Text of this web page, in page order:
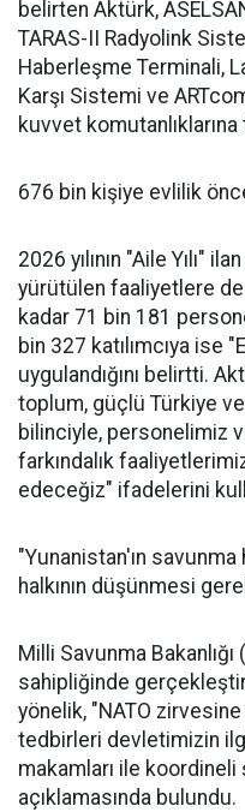
belirten Aktürk,
TARAS-II Radyolink
Haberleşme Terminali,
Karşı Sistemi ve
kuvvet
676 bin kişiye evlilik
2026 yılının "Aile Yılı"
yürütülen faaliyetlere
kadar 71 bin 181
bin 327 katılımcıya ise
uygulandığını belirtti.
toplum, güçlü Türkiye
bilinciyle, personelimiz
farkındalık
edeceğiz" ifadelerini
"Yunanistan'ın savunma
halkının düşünmesi
Milli Savunma
sahipliğinde
yönelik, "NATO
tedbirleri devletimizin
makamları ile koordineli
açıklamasında bulundu.